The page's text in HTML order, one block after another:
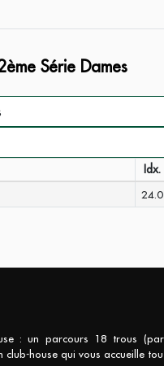
Série Dames
Idx.
24.0
: un parcours 18 trous
house qui vous accueille